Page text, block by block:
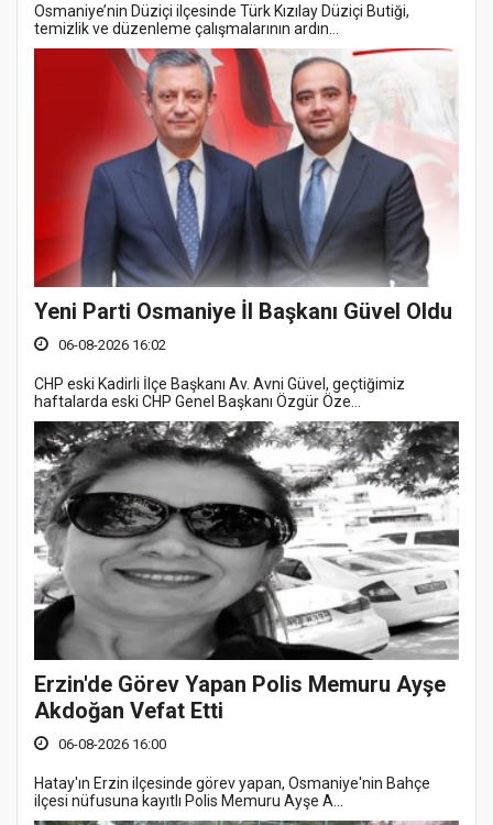
Osmaniye’nin Düziçi ilçesinde Türk Kızılay Düziçi Butiği,
temizlik ve düzenleme çalışmalarının ardın...
Yeni Parti Osmaniye İl Başkanı Güvel Oldu
06-08-2026 16:02
CHP eski Kadirli İlçe Başkanı Av. Avni Güvel, geçtiğimiz
haftalarda eski CHP Genel Başkanı Özgür Öze...
Erzin'de Görev Yapan Polis Memuru Ayşe
Akdoğan Vefat Etti
06-08-2026 16:00
Hatay'ın Erzin ilçesinde görev yapan, Osmaniye'nin Bahçe
ilçesi nüfusuna kayıtlı Polis Memuru Ayşe A...